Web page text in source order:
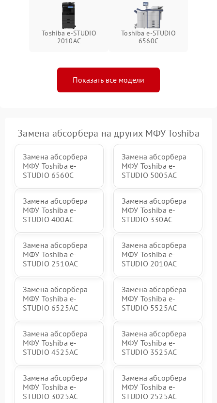
Toshiba e-STUDIO
2010AC
Toshiba e-STUDIO
6560C
Показать все модели
Замена абсорбера на других МФУ Toshiba
Замена абсорбера
МФУ Toshiba e-
STUDIO 6560C
Замена абсорбера
МФУ Toshiba e-
STUDIO 5005AC
Замена абсорбера
МФУ Toshiba e-
STUDIO 400AC
Замена абсорбера
МФУ Toshiba e-
STUDIO 330AC
Замена абсорбера
МФУ Toshiba e-
STUDIO 2510AC
Замена абсорбера
МФУ Toshiba e-
STUDIO 2010AC
Замена абсорбера
МФУ Toshiba e-
STUDIO 6525AC
Замена абсорбера
МФУ Toshiba e-
STUDIO 5525AC
Замена абсорбера
МФУ Toshiba e-
STUDIO 4525AC
Замена абсорбера
МФУ Toshiba e-
STUDIO 3525AC
Замена абсорбера
МФУ Toshiba e-
STUDIO 3025AC
Замена абсорбера
МФУ Toshiba e-
STUDIO 2525AC